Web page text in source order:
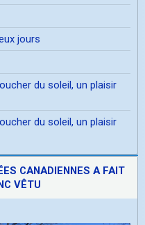
jours
du soleil, un plaisir
du soleil, un plaisir
CANADIENNES A FAIT
VÊTU